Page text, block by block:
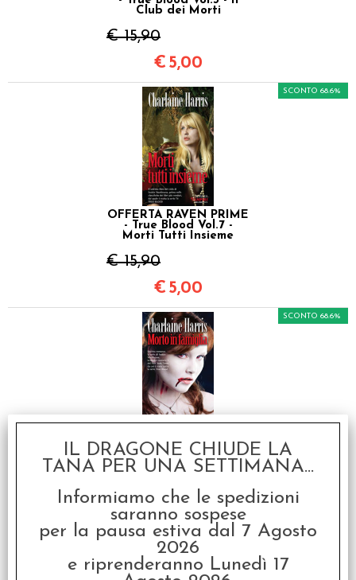
Club dei Morti
€ 15,90
€ 5,00
OFFERTA RAVEN PRIME
- True Blood Vol.7 -
Morti Tutti Insieme
€ 15,90
SCONTO 68.6%
€ 5,00
OFFERTA RAVEN PRIME
- True Blood Vol.10 -
Morto in Famiglia
SCONTO 68.6%
€5,00
IL DRAGONE CHIUDE LA
TANA PER UNA SETTIMANA...
Informiamo che le spedizioni
saranno sospese
per la pausa estiva dal 7 Agosto
2026
e riprenderanno Lunedì 17